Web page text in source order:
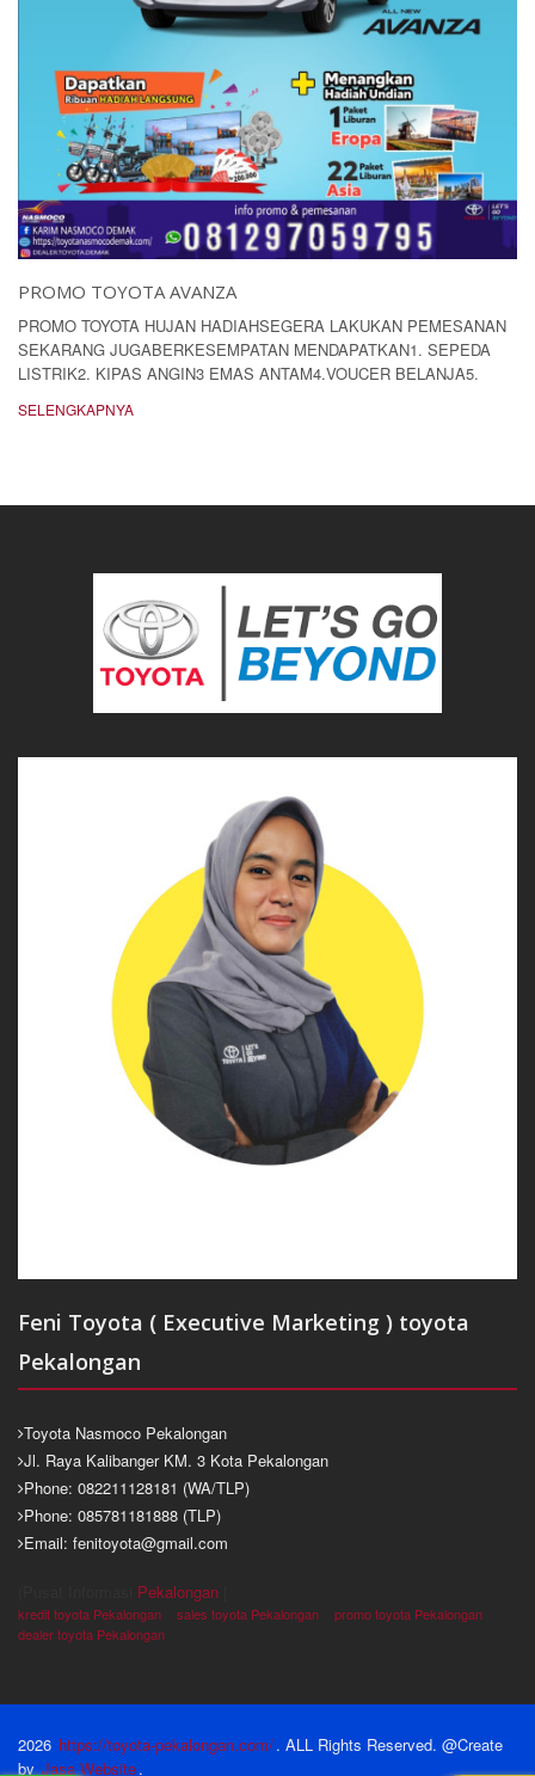
PROMO TOYOTA AVANZA
PROMO TOYOTA HUJAN HADIAHSEGERA LAKUKAN PEMESANAN
SEKARANG JUGABERKESEMPATAN MENDAPATKAN1. SEPEDA
LISTRIK2. KIPAS ANGIN3 EMAS ANTAM4.VOUCER BELANJA5.
SELENGKAPNYA
Feni Toyota ( Executive Marketing ) toyota
Pekalongan
Toyota Nasmoco Pekalongan
Jl. Raya Kalibanger KM. 3 Kota Pekalongan
Phone: 082211128181 (WA/TLP)
Phone: 085781181888 (TLP)
Email: fenitoyota@gmail.com
Pekalongan
kredit toyota Pekalongan sales toyota Pekalongan
promo toyota Pekalongan
dealer toyota Pekalongan
2026 https://toyota-pekalongan.com/. ALL Rights Reserved. @Create
byJasa Website.